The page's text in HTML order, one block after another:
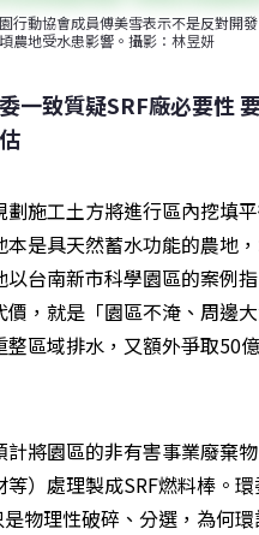
行動協會成員傅美雪表示不是反對開
農地受水患影響。攝影：林昱妍
一致質疑SRF廠必要性
劃施工土方將進行區內挖填
本是具天然蓄水功能的農地
以台南新市科學園區的案例
價，就是「園區不淹、周邊
整區域排水，又額外爭取50
計將園區的非有害事業廢棄
）處理製成SRF燃料棒。環
是物理性破碎、分選，為何